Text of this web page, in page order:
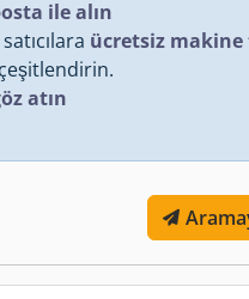
ile alın
ücretsiz makine
atın